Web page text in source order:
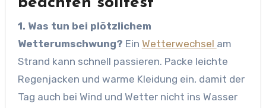
1. Was tun bei plötzlichem
Wetterumschwung? Ein Wetterwechsel am
Strand kann schnell passieren. Packe leichte
Regenjacken und warme Kleidung ein, damit der
Tag auch bei Wind und Wetter nicht ins Wasser